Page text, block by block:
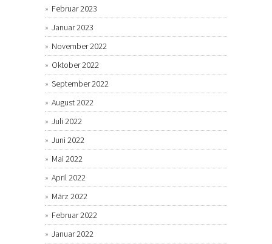
Februar 2023
Januar 2023
November 2022
Oktober 2022
September 2022
August 2022
Juli 2022
Juni 2022
Mai 2022
April 2022
März 2022
Februar 2022
Januar 2022